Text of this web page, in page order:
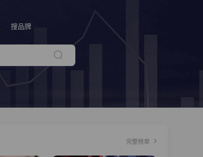
搜品牌
完整榜单